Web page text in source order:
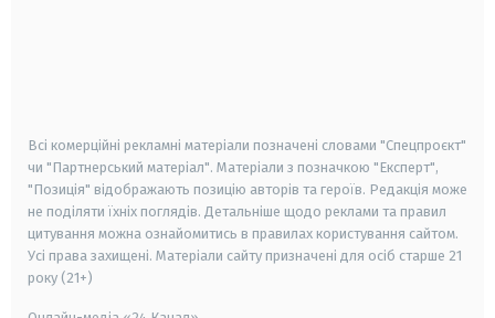
Всі комерційні рекламні матеріали позначені словами "Спецпроєкт"
чи "Партнерський матеріал". Матеріали з позначкою "Експерт",
"Позиція" відображають позицію авторів та героїв. Редакція може
не поділяти їхніх поглядів. Детальніше щодо реклами та правил
цитування можна ознайомитись в правилах користування сайтом.
Усі права захищені. Матеріали сайту призначені для осіб старше 21
року (21+)